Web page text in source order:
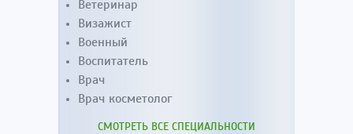
Ветеринар
Визажист
Военный
Воспитатель
Врач
Врач косметолог
СМОТРЕТЬ ВСЕ СПЕЦИАЛЬНОСТИ